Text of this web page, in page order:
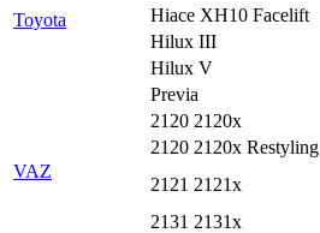
Toyota
Hiace XH10 Facelift
Hilux III
Hilux V
Previa
VAZ
2120 2120x
2120 2120x Restyling
2121 2121x
2131 2131x